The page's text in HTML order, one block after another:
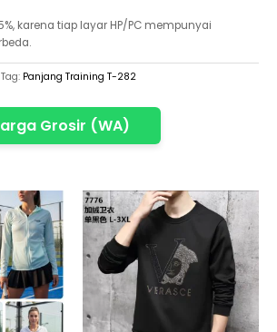
karena tiap layar HP/PC mempunyai
Tag: Panjang Training T-282
Grosir (WA)